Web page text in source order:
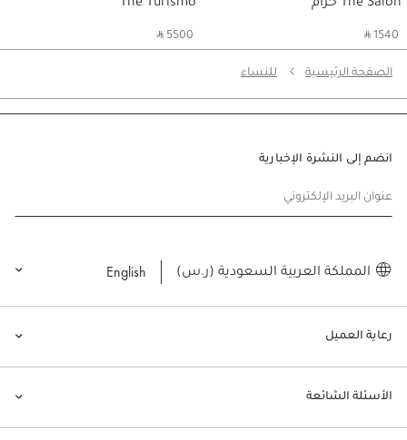
The Salon حزام
‎ ⃁ 1540 ‎
The Turismo
‎ ⃁ 5500 ‎
الصفحة الرئيسية للنساء
رعاية العميل
الأسئلة الشائعة
انضم إلى النشرة الإخبارية
عنوان البريد الإلكتروني
المملكة العربية السعودية (ر.س) English